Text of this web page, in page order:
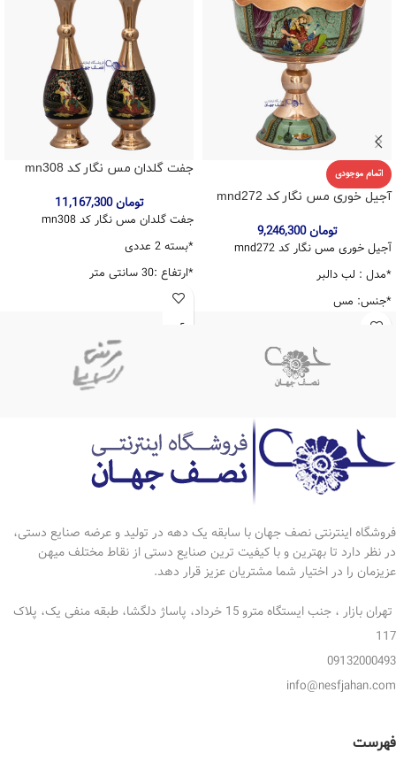
اتمام موجودی
آجیل خوری مس نگار کد mnd272
تومان9,246,300
آجیل خوری مس نگار کد mnd272
*مدل : لب دالبر
*جنس: مس
*ارتفاع 27 سانتی متر
جفت گلدان مس نگار کد mn308
تومان11,167,300
جفت گلدان مس نگار کد mn308
*بسته 2 عددی
*ارتفاع :30 سانتی متر
*عرض:8 سانتی متر
*جنس:مس
*دارای ضمانتنامه 10 ساله
فروشگاه اینترنتی نصف جهان با سابقه یک دهه در تولید و عرضه صنایع دستی،
در نظر دارد تا بهترین و با کیفیت ترین صنایع دستی از نقاط مختلف میهن
عزیزمان را در اختیار شما مشتریان عزیز قرار دهد.
تهران بازار ، جنب ایستگاه مترو 15 خرداد، پاساژ دلگشا، طبقه منفی یک، پلاک
117
09132000493
info@nesfjahan.com
فهرست